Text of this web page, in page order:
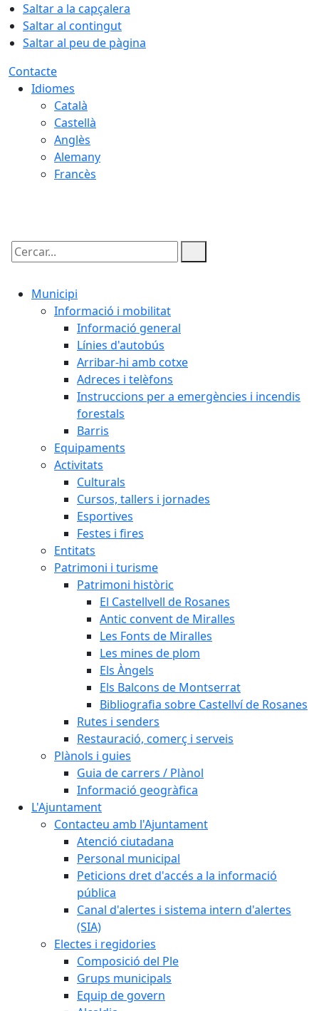
Saltar a la capçalera
Saltar al contingut
Saltar al peu de pàgina
Contacte
Idiomes
Català
Castellà
Anglès
Alemany
Francès
Cercar:
Municipi
Informació i mobilitat
Informació general
Línies d'autobús
Arribar-hi amb cotxe
Adreces i telèfons
Instruccions per a emergències i incendis
forestals
Barris
Equipaments
Activitats
Culturals
Cursos, tallers i jornades
Esportives
Festes i fires
Entitats
Patrimoni i turisme
Patrimoni històric
El Castellvell de Rosanes
Antic convent de Miralles
Les Fonts de Miralles
Les mines de plom
Els Àngels
Els Balcons de Montserrat
Bibliografia sobre Castellví de Rosanes
Rutes i senders
Restauració, comerç i serveis
Plànols i guies
Guia de carrers / Plànol
Informació geogràfica
L'Ajuntament
Contacteu amb l'Ajuntament
Atenció ciutadana
Personal municipal
Peticions dret d'accés a la informació
pública
Canal d'alertes i sistema intern d'alertes
(SIA)
Electes i regidories
Composició del Ple
Grups municipals
Equip de govern